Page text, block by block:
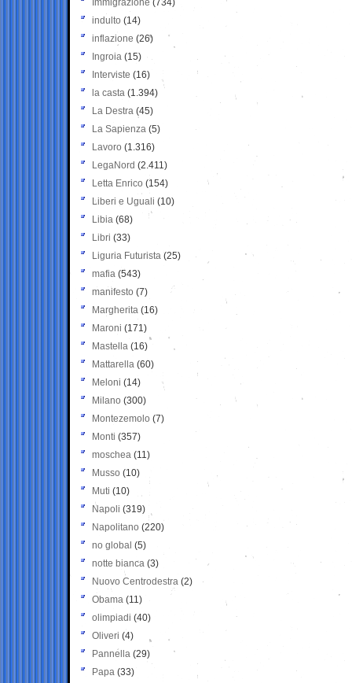
Immigrazione (734)
indulto (14)
inflazione (26)
Ingroia (15)
Interviste (16)
la casta (1.394)
La Destra (45)
La Sapienza (5)
Lavoro (1.316)
LegaNord (2.411)
Letta Enrico (154)
Liberi e Uguali (10)
Libia (68)
Libri (33)
Liguria Futurista (25)
mafia (543)
manifesto (7)
Margherita (16)
Maroni (171)
Mastella (16)
Mattarella (60)
Meloni (14)
Milano (300)
Montezemolo (7)
Monti (357)
moschea (11)
Musso (10)
Muti (10)
Napoli (319)
Napolitano (220)
no global (5)
notte bianca (3)
Nuovo Centrodestra (2)
Obama (11)
olimpiadi (40)
Oliveri (4)
Pannella (29)
Papa (33)